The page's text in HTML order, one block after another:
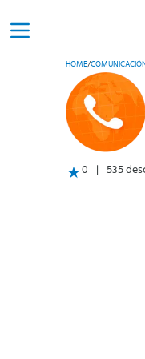
HOME/
0 535